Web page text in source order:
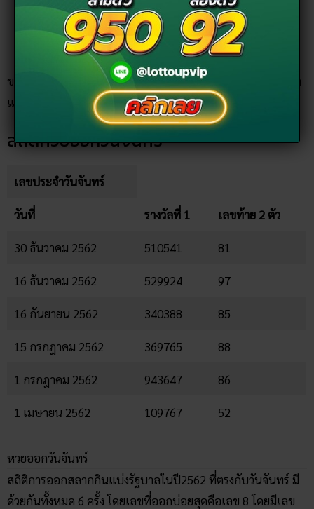
2 ตัวบนบ่อยที่สุดคือวันอาทิตย์
เลขเบิ้ล 2 ตัวล่าง ได้แก่ 88 ซึ่งตรงกับวันจันทร์
ขณะที่การออกรางวัลสลากกินแบ่งรัฐบาล ตามวันต่างๆ สามารถ
แบ่งตามวันต่าง ๆ ได้ดังนี้
สถิติหวยออกวันจันทร์
เลขประจำวันจันทร์
วันที่ รางวัลที่ 1 เลขท้าย 2 ตัว
30 ธันวาคม 2562 510541 81
16 ธันวาคม 2562 529924 97
16 กันยายน 2562 340388 85
15 กรกฎาคม 2562 369765 88
1 กรกฎาคม 2562 943647 86
1 เมษายน 2562 109767 52
หวยออกวันจันทร์
สถิติการออกสลากกินแบ่งรัฐบาลในปี2562 ที่ตรงกับวันจันทร์ มี
ด้วยกันทั้งหมด 6 ครั้ง โดยเลขที่ออกบ่อยสุดคือเลข 8 โดยมีเลข